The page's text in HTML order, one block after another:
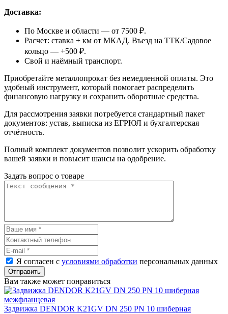
Доставка:
По Москве и области — от 7500 ₽.
Расчет: ставка + км от МКАД. Въезд на ТТК/Садовое
кольцо — +500 ₽.
Свой и наёмный транспорт.
Приобретайте металлопрокат без немедленной оплаты. Это
удобный инструмент, который помогает распределить
финансовую нагрузку и сохранить оборотные средства.
Для рассмотрения заявки потребуется стандартный пакет
документов: устав, выписка из ЕГРЮЛ и бухгалтерская
отчётность.
Полный комплект документов позволит ускорить обработку
вашей заявки и повысит шансы на одобрение.
Задать вопрос о товаре
Я согласен с условиями обработки персональных данных
Отправить
Вам также может понравиться
Задвижка DENDOR K21GV DN 250 PN 10 шиберная